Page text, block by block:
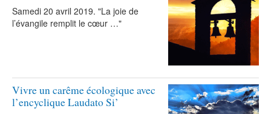
Samedi 20 avril 2019. "La joie de
l’évangile remplit le cœur …"
Vivre un carême écologique avec
l’encyclique Laudato Si’